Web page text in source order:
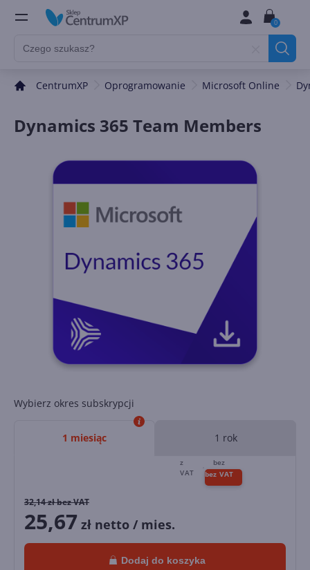
0
CentrumXP Oprogramowanie Microsoft Online
Dynamics 365 Team Members
Wybierz okres subskrypcji
1 miesiąc 1 rok
32,14zł bez VAT
25,67 zł netto / mies.
Dodaj do koszyka